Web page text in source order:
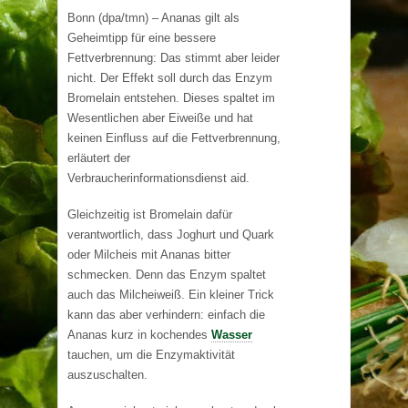
Bonn (dpa/tmn) – Ananas gilt als
Geheimtipp für eine bessere
Fettverbrennung: Das stimmt aber leider
nicht. Der Effekt soll durch das Enzym
Bromelain entstehen. Dieses spaltet im
Wesentlichen aber Eiweiße und hat
keinen Einfluss auf die Fettverbrennung,
erläutert der
Verbraucherinformationsdienst aid.
Gleichzeitig ist Bromelain dafür
verantwortlich, dass Joghurt und Quark
oder Milcheis mit Ananas bitter
schmecken. Denn das Enzym spaltet
auch das Milcheiweiß. Ein kleiner Trick
kann das aber verhindern: einfach die
Ananas kurz in kochendes Wasser
tauchen, um die Enzymaktivität
auszuschalten.